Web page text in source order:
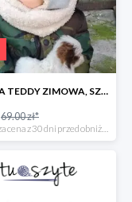
CZAPKA TEDDY ZIMOWA, SZARA
69.00 zł*